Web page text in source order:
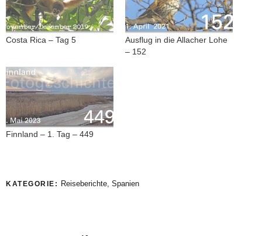
Costa Rica – Tag 5
Ausflug in die Allacher Lohe
– 152
Finnland – 1. Tag – 449
KATEGORIE: Reiseberichte, Spanien